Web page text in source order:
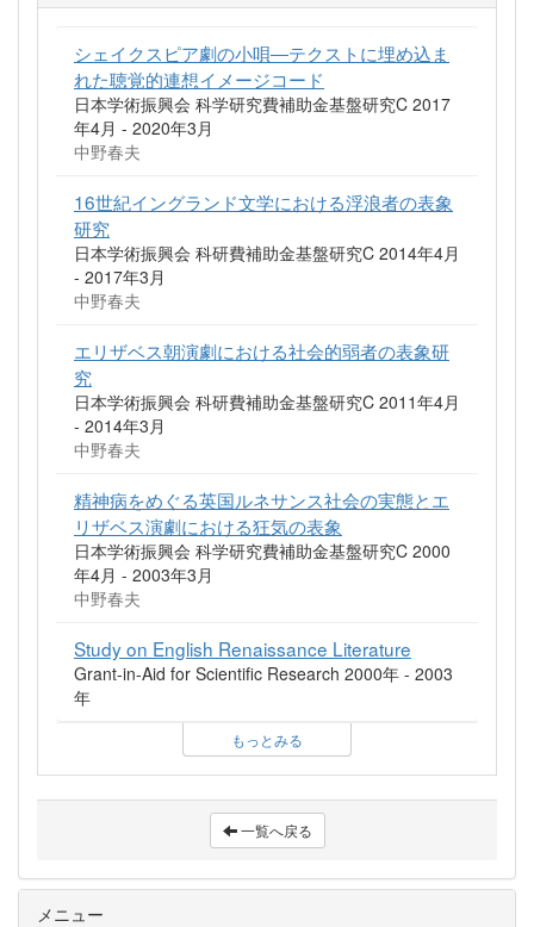
シェイクスピア劇の小唄―テクストに埋め込ま
れた聴覚的連想イメージコード
日本学術振興会 科学研究費補助金基盤研究C 2017
年4月 - 2020年3月
中野春夫
16世紀イングランド文学における浮浪者の表象
研究
日本学術振興会 科研費補助金基盤研究C 2014年4月
- 2017年3月
中野春夫
エリザベス朝演劇における社会的弱者の表象研
究
日本学術振興会 科研費補助金基盤研究C 2011年4月
- 2014年3月
中野春夫
精神病をめぐる英国ルネサンス社会の実態とエ
リザベス演劇における狂気の表象
日本学術振興会 科学研究費補助金基盤研究C 2000
年4月 - 2003年3月
中野春夫
Study on English Renaissance Literature
Grant-in-Aid for Scientific Research 2000年 - 2003
年
もっとみる
一覧へ戻る
メニュー